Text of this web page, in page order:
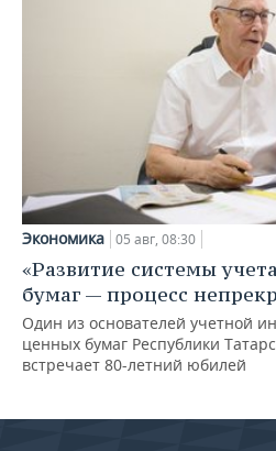
Экономика 05 авг, 08:30
«Развитие системы
бумаг — процесс
Один из основателей учетной
ценных бумаг Республики
встречает 80-летний юбилей